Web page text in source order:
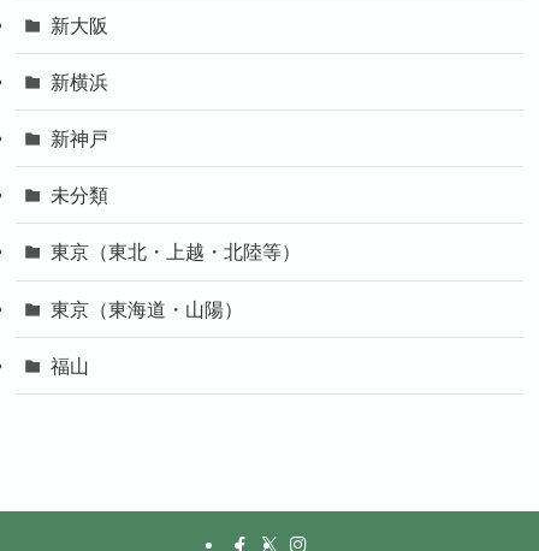
新大阪
新横浜
新神戸
未分類
東京（東北・上越・北陸等）
東京（東海道・山陽）
福山